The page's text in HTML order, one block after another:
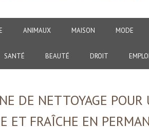
ANIMAUX MAISON MODE
SANTÉ BEAUTÉ DROIT EMPLOI
DE NETTOYAGE
ET FRAÎCHE EN